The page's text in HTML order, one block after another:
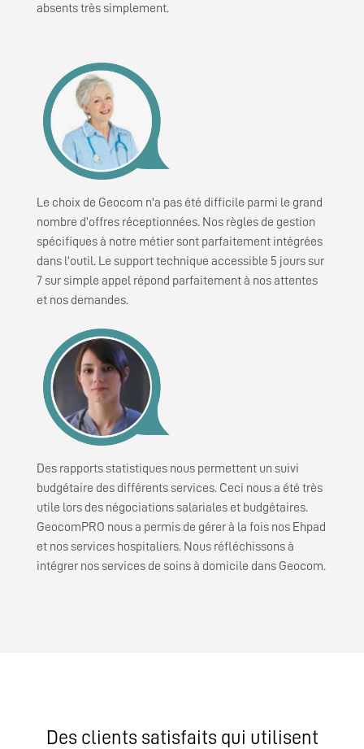
absents très simplement.
Le choix de Geocom n'a pas été difficile parmi le grand
nombre d’offres réceptionnées. Nos règles de gestion
spécifiques à notre métier sont parfaitement intégrées
dans l’outil. Le support technique accessible 5 jours sur
7 sur simple appel répond parfaitement à nos attentes
et nos demandes.
Des rapports statistiques nous permettent un suivi
budgétaire des différents services. Ceci nous a été très
utile lors des négociations salariales et budgétaires.
GeocomPRO nous a permis de gérer à la fois nos Ehpad
et nos services hospitaliers. Nous réfléchissons à
intégrer nos services de soins à domicile dans Geocom.
Des clients satisfaits qui utilisent